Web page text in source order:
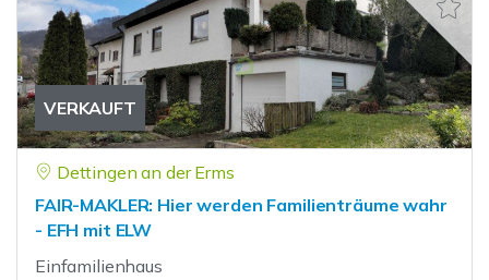
VERKAUFT
Dettingen an der Erms
FAIR-MAKLER: Hier werden Familienträume wahr
- EFH mit ELW
Einfamilienhaus